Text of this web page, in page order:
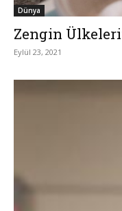
Dünya
Zengin
Eylül 23, 2021